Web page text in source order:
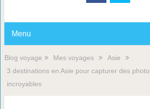
Menu
Blog voyage Mes voyages
Asie
3 destinations en Asie pour capturer des
incroyables